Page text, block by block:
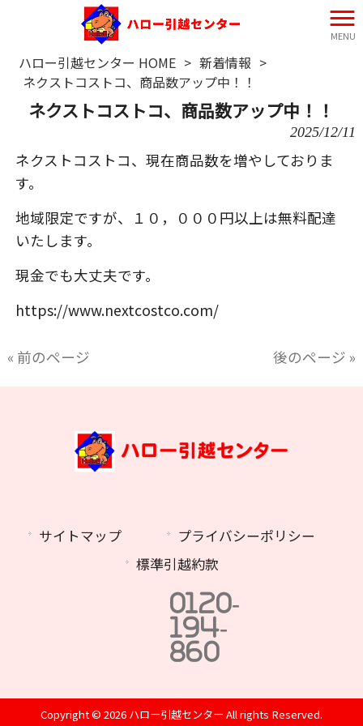
MENU
ハロー引越センター HOME > 新着情報 >
ネクストコストコ、商品数アップ中！！
ネクストコストコ、商品数アップ中！！
2025/12/11
ネクストコストコ、現在商品数を増やしておりま
す。
地域限定ですが、１０，０００円以上は無料配達
いたします。
現金でも大丈夫です。
https://www.nextcostco.com/
« 前のページ 後のページ »
サイトマップ
プライバシーポリシー
標準引越約款
0120-
194-
860
Copyright © 2026 ハロー引越センター All rights Reserved.